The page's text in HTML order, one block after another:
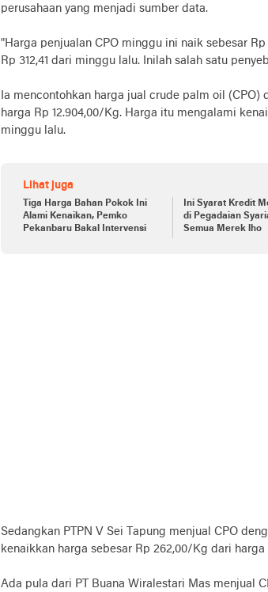
perusahaan yang menjadi sumber data.
"Harga penjualan CPO minggu ini naik sebesar
Rp 312,41 dari minggu lalu. Inilah salah satu
Ia mencontohkan harga jual crude palm oil (CPO)
harga Rp 12.904,00/Kg. Harga itu mengalami
minggu lalu.
Lihat juga
Tiga Harga Bahan Pokok Ini
Alami Kenaikan, Pemko
Pekanbaru Bakal Intervensi
Ini Syarat Kredit
di Pegadaian
Semua Merek lho
Sedangkan PTPN V Sei Tapung menjual CPO
kenaikkan harga sebesar Rp 262,00/Kg dari
Ada pula dari PT Buana Wiralestari Mas menjual